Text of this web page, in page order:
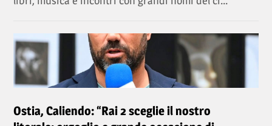
Ostia, Caliendo: “Rai 2 sceglie il nostro